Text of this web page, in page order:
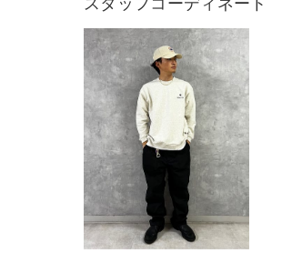
スタッフコーディネート